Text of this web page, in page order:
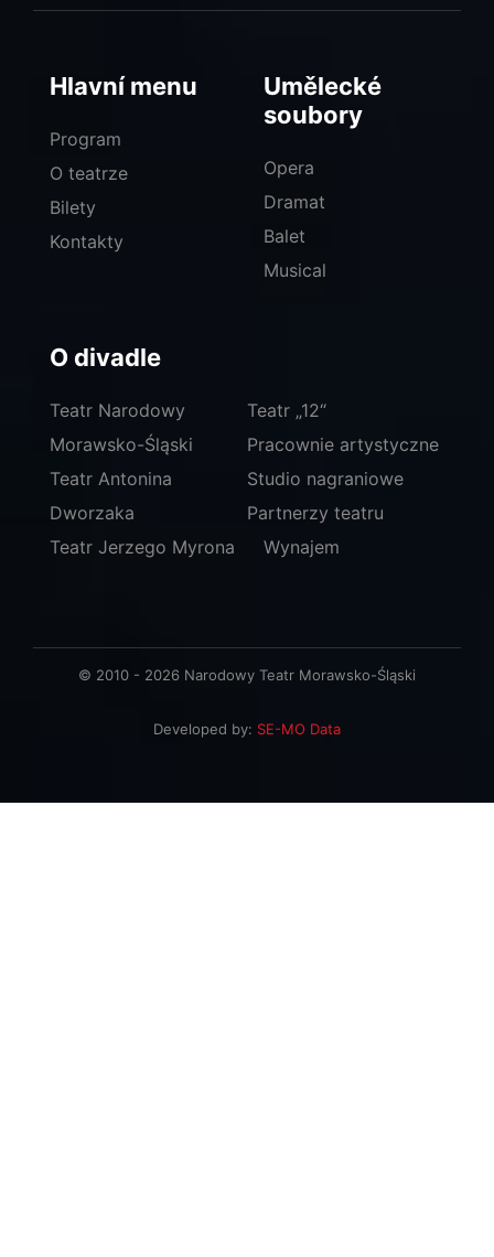
Hlavní menu
Program
O teatrze
Bilety
Kontakty
Umělecké
soubory
Opera
Dramat
Balet
Musical
O divadle
Teatr Narodowy
Morawsko-Śląski
Teatr Antonina
Dworzaka
Teatr Jerzego Myrona
Teatr „12“
Pracownie artystyczne
Studio nagraniowe
Partnerzy teatru
Wynajem
© 2010 - 2026 Narodowy Teatr Morawsko-Śląski
Developed by: SE-MO Data